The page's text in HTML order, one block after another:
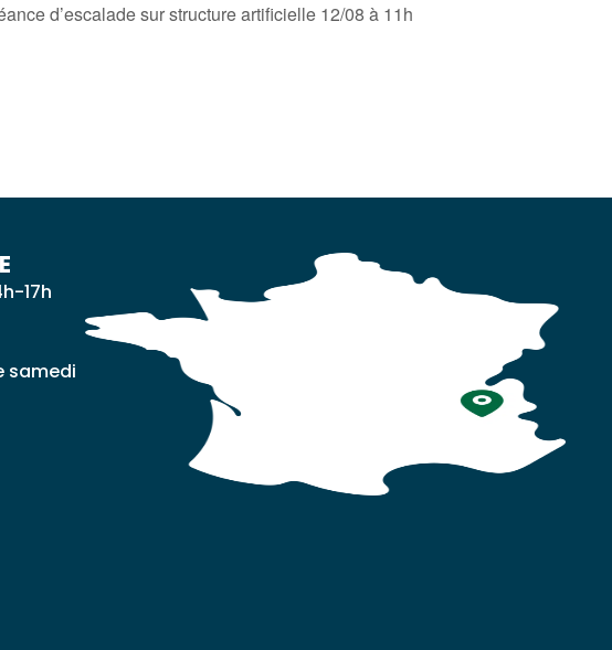
d’escalade sur structure artificielle 12/08 à 11h
17h
samedi